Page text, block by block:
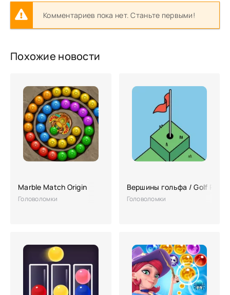
Комментариев пока нет. Станьте первыми!
Похожие новости
Marble Match Origin
Головоломки
Вершины гольфа / Golf Peaks
Головоломки